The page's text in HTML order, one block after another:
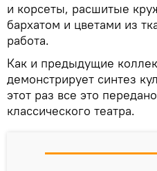
и корсеты, расшитые
бархатом и цветами из
работа.
Как и предыдущие
демонстрирует синтез
этот раз все это
классического театра.